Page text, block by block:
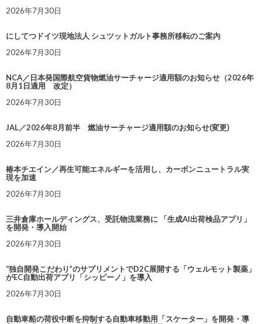
2026年7月30日
にしてつドイツ現地法人 シュツットガルト事務所移転のご案内
2026年7月30日
NCA／日本発国際航空貨物燃油サーチャージ適用額のお知らせ（2026年
8月1日適用 改定）
2026年7月30日
JAL／2026年8月前半 燃油サーチャージ適用額のお知らせ(変更)
2026年7月30日
椿本チエイン／再生可能エネルギーを活用し、カーボンニュートラル実
現を加速
2026年7月30日
三井倉庫ホールディングス、受託物流業務に 「生成AI出荷検品アプリ」
を開発・導入開始
2026年7月30日
“独自開発こだわり”のサプリメントでD2C展開する「ウェルモット製薬」
がEC自動出荷アプリ「シッピーノ」を導入
2026年7月30日
自動車船の荷役中断を抑制する自動車移動用「スケーター」を開発・導